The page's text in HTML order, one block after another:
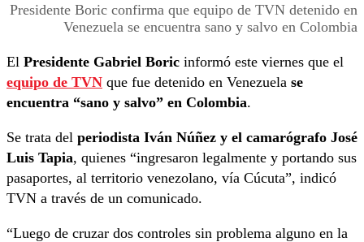
Presidente Boric confirma que equipo de TVN detenido en
Venezuela se encuentra sano y salvo en Colombia
El Presidente Gabriel Boric informó este viernes que el
equipo de TVN que fue detenido en Venezuela se
encuentra “sano y salvo” en Colombia.
Se trata del periodista Iván Núñez y el camarógrafo José
Luis Tapia, quienes “ingresaron legalmente y portando sus
pasaportes, al territorio venezolano, vía Cúcuta”, indicó
TVN a través de un comunicado.
“Luego de cruzar dos controles sin problema alguno en la